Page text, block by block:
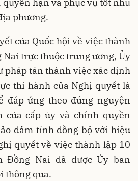
hạn và phục vụ tốt nhu
phương.
của Quốc hội về việc thành
trực thuộc trung ương, Ủy
pháp tán thành việc xác định
thi hành của Nghị quyết là
đáp ứng theo đúng nguyện
của cấp ủy và chính quyền
đảm tính đồng bộ với hiệu
quyết về việc thành lập 10
Đồng Nai đã được Ủy ban
thông qua.